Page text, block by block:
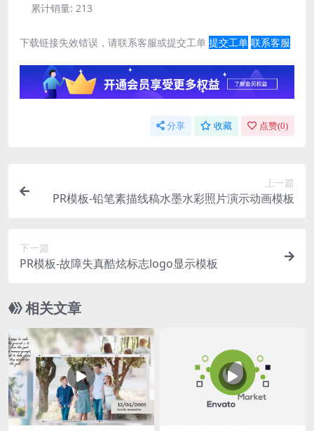
累计销量: 213
下载链接失效错误，请联系客服或提交工单 提交工单 联系客服
分享 收藏 点赞(0)
上一篇
PR模板-铅笔素描线稿水墨水彩照片演示动画模板
下一篇
PR模板-故障失真酷炫标志logo显示模板
相关文章